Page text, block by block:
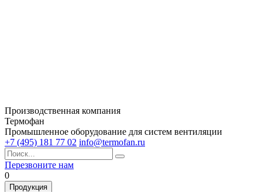
Производственная компания
Термофан
Промышленное оборудование для систем вентиляции
+7 (495) 181 77 02 info@termofan.ru
Перезвоните нам
0
Продукция